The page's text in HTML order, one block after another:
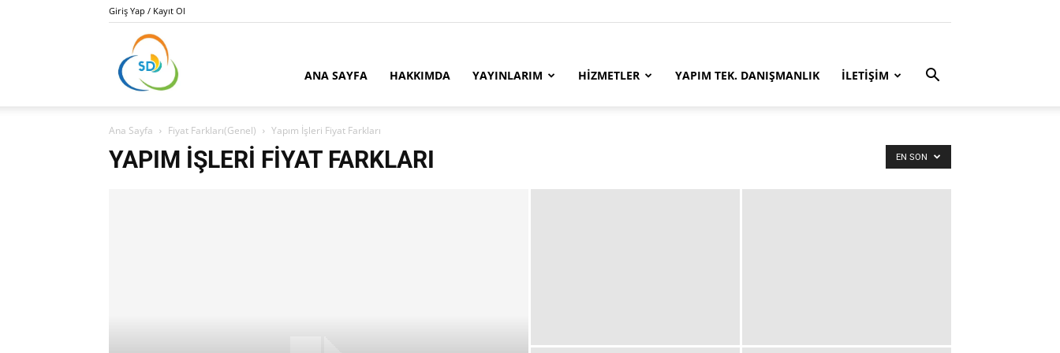
Giriş Yap / Kayıt Ol
İhale
ANA SAYFA HAKKIMDA YAYINLARIM HİZMETLER YAPIM TEK. DANIŞMANLIK İLETİŞİM
Ana Sayfa Fiyat Farkları(Genel) Yapım İşleri Fiyat Farkları
YAPIM İŞLERI FIYAT FARKLARI EN SON